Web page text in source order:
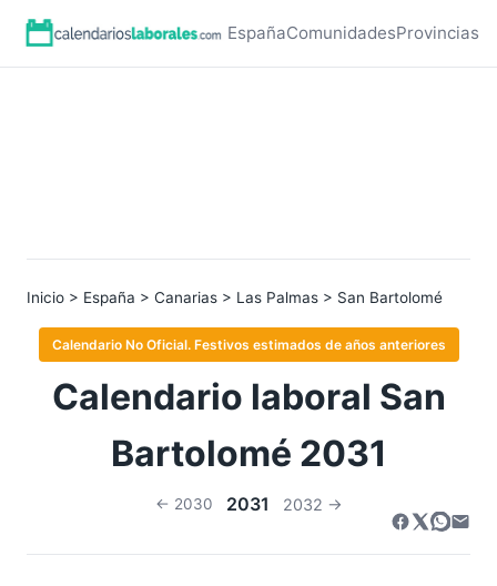
EspañaComunidadesProvincias
Inicio > España > Canarias > Las Palmas > San Bartolomé
Calendario No Oficial. Festivos estimados de años anteriores
Calendario laboral San
Bartolomé 2031
← 2030 2031 2032 →